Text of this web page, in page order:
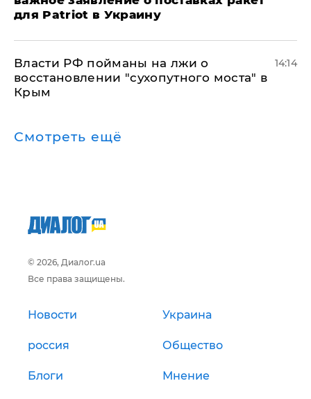
для Patriot в Украину
Власти РФ пойманы на лжи о
восстановлении "сухопутного моста" в
Крым
14:14
Смотреть ещё
© 2026, Диалог.ua
Все права защищены.
Новости Украина
россия Общество
Блоги Мнение